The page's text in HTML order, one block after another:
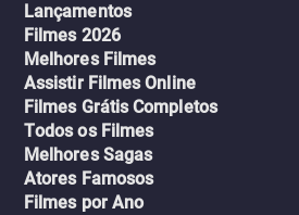
Lançamentos
Filmes 2026
Melhores Filmes
Assistir Filmes Online
Filmes Grátis Completos
Todos os Filmes
Melhores Sagas
Atores Famosos
Filmes por Ano